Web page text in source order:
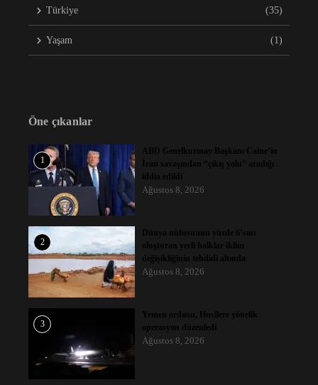
Türkiye (35)
Yaşam (1)
Öne çıkanlar
1
ABD Genelkurmay Başkanı Caine’in
İran savaşından “çıkış yolu” aradığı
iddia edildi
Ağustos 8, 2026
2
Dünya nüfusunun yüzde 6’sını
oluşturan yerli halklar iklim
değişikliğinin tehdidi altında
Ağustos 8, 2026
3
Yemen ordusu, Husilere yönelik
operasyon düzenledi
Ağustos 8, 2026